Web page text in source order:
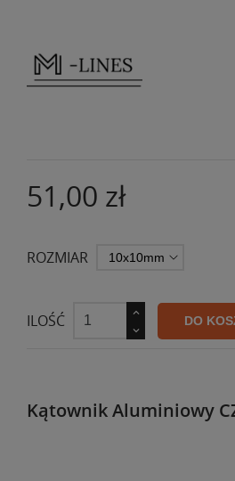
51,00 zł
ROZMIAR
ILOŚĆ DO
Kątownik Aluminiowy